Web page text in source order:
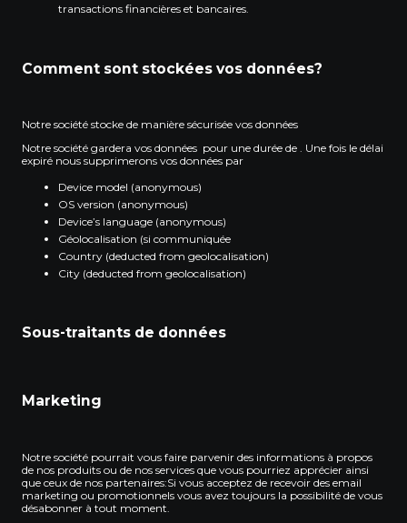
transactions financières et bancaires.
Comment sont stockées vos données?
Notre société stocke de manière sécurisée vos données
Notre société gardera vos données pour une durée de . Une fois le délai
expiré nous supprimerons vos données par
Device model (anonymous)
OS version (anonymous)
Device’s language (anonymous)
Géolocalisation (si communiquée
Country (deducted from geolocalisation)
City (deducted from geolocalisation)
Sous-traitants de données
Marketing
Notre société pourrait vous faire parvenir des informations à propos
de nos produits ou de nos services que vous pourriez apprécier ainsi
que ceux de nos partenaires:Si vous acceptez de recevoir des email
marketing ou promotionnels vous avez toujours la possibilité de vous
désabonner à tout moment.